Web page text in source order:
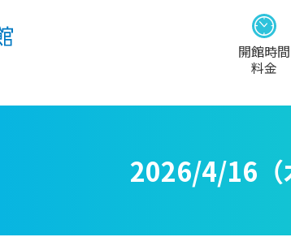
開館時間
料金
2026/4/16（